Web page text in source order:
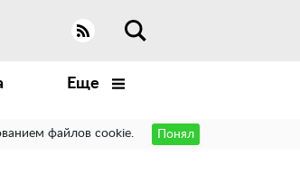
Еще
файлов cookie. Понял